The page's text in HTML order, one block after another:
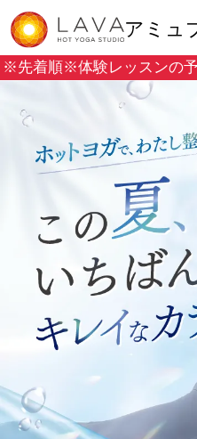
アミュ
※先着順※体験レッスンの